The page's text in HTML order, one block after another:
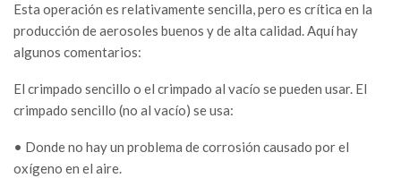
Esta operación es relativamente sencilla, pero es crítica en la
producción de aerosoles buenos y de alta calidad. Aquí hay
algunos comentarios:
El crimpado sencillo o el crimpado al vacío se pueden usar. El
crimpado sencillo (no al vacío) se usa:
• Donde no hay un problema de corrosión causado por el
oxígeno en el aire.